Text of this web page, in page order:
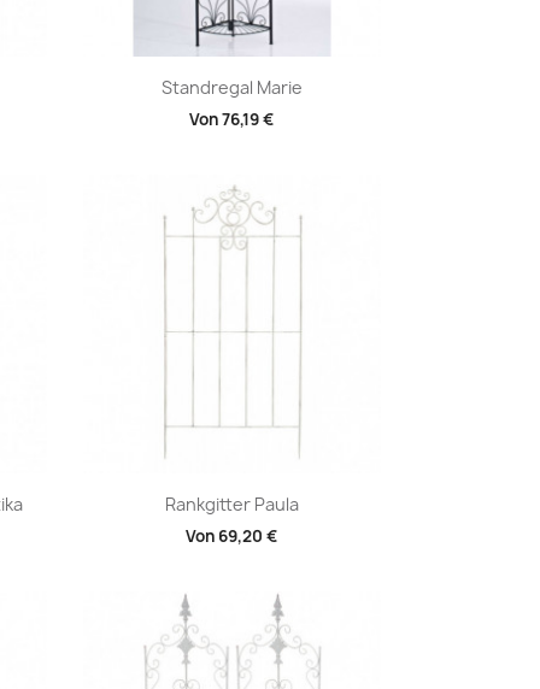
Standregal Marie
Von76,19 €
Vorschau
Rankgitter Paula
Von 69,20 €
Vorschau